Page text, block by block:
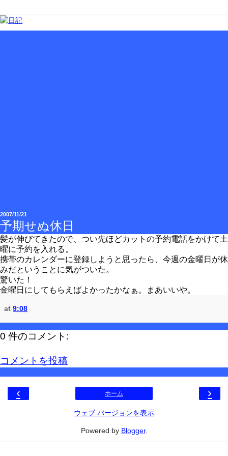
2007/11/21
予期せぬ休日
髪が伸びてきたので、つい先ほどカットの予約電話をかけて土
曜に予約を入れる。
携帯のカレンダーに登録しようと思ったら、今週の金曜日が休
みだということに気がついた。
驚いた！
金曜日にしてもらえばよかったかなぁ。まあいいや。
at 9:08
0 件のコメント:
コメントを投稿
‹ ›
ホーム
ウェブ バージョンを表示
Powered by Blogger.